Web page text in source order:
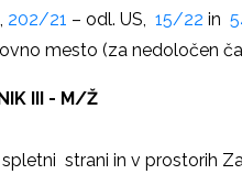
202/21 – odl. US, 15/22 in
mesto (za nedoločen
III - M/Ž
strani in v prostorih